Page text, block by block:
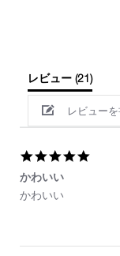
レビュー (21)
レビューを
かわいい
Review
Jul
review
い
かわいい